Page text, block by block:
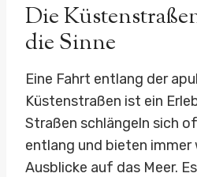
Die
die Sinne
Eine Fahrt entlang der
Küstenstraßen ist ein
Straßen schlängeln sich
entlang und bieten immer
Ausblicke auf das Meer.